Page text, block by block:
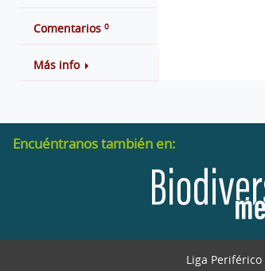
Comentarios 0
Más info
Encuéntranos también en:
Liga Periférico